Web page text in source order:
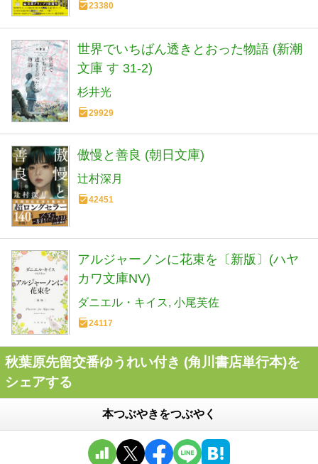
23380
世界でいちばん透きとおった物語 (新潮
文庫 す 31-2)
杉井光
29929
傲慢と善良 (朝日文庫)
辻村深月
42451
アルジャーノンに花束を〔新版〕(ハヤ
カワ文庫NV)
ダニエル・キイス 小尾芙佐
24117
秋葉原先留交番ゆうれい付き (角川書店単行本)を
シェアする
本つぶやきをつぶやく